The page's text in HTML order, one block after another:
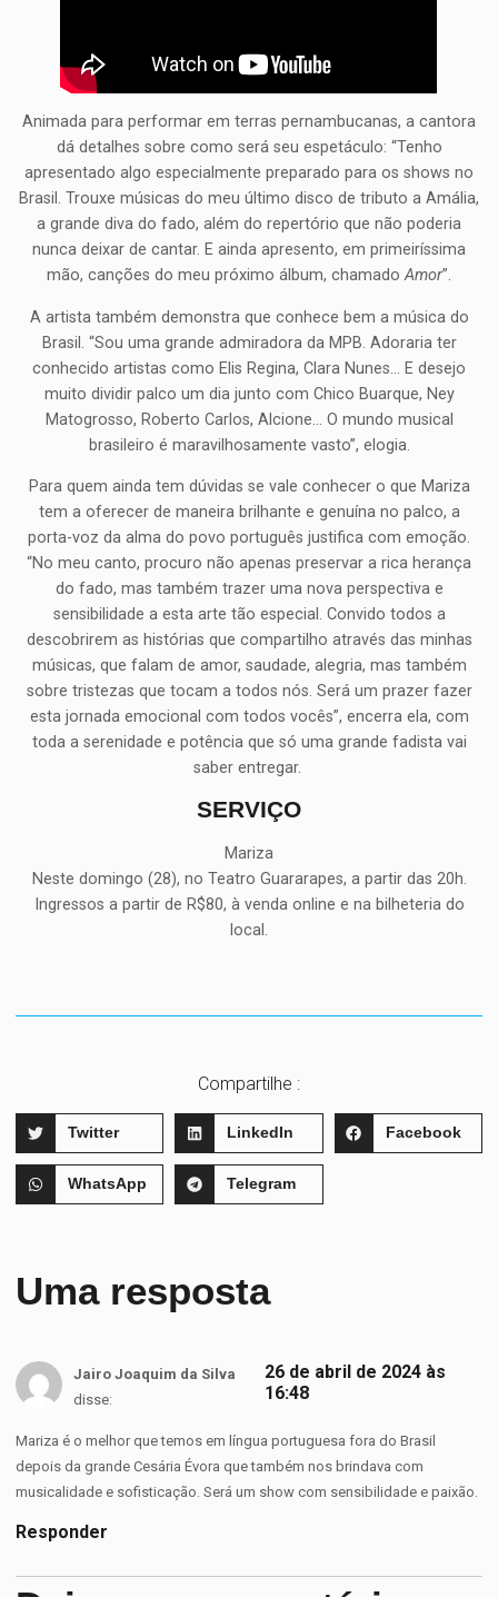
Animada para performar em terras pernambucanas, a cantora
dá detalhes sobre como será seu espetáculo: “Tenho
apresentado algo especialmente preparado para os shows no
Brasil. Trouxe músicas do meu último disco de tributo a Amália,
a grande diva do fado, além do repertório que não poderia
nunca deixar de cantar. E ainda apresento, em primeiríssima
mão, canções do meu próximo álbum, chamadoAmor”.
A artista também demonstra que conhece bem a música do
Brasil. “Sou uma grande admiradora da MPB. Adoraria ter
conhecido artistas como Elis Regina, Clara Nunes… E desejo
muito dividir palco um dia junto com Chico Buarque, Ney
Matogrosso, Roberto Carlos, Alcione… O mundo musical
brasileiro é maravilhosamente vasto”, elogia.
Para quem ainda tem dúvidas se vale conhecer o que Mariza
tem a oferecer de maneira brilhante e genuína no palco, a
porta-voz da alma do povo português justifica com emoção.
“No meu canto, procuro não apenas preservar a rica herança
do fado, mas também trazer uma nova perspectiva e
sensibilidade a esta arte tão especial. Convido todos a
descobrirem as histórias que compartilho através das minhas
músicas, que falam de amor, saudade, alegria, mas também
sobre tristezas que tocam a todos nós. Será um prazer fazer
esta jornada emocional com todos vocês”, encerra ela, com
toda a serenidade e potência que só uma grande fadista vai
saber entregar.
SERVIÇO
Mariza
Neste domingo (28), no Teatro Guararapes, a partir das 20h.
Ingressos a partir de R$80, à venda online e na bilheteria do
local.
Compartilhe :
Twitter LinkedIn Facebook
WhatsApp Telegram
Uma resposta
Jairo Joaquim da Silva
disse:
26 de abril de 2024 às
16:48
Mariza é o melhor que temos em língua portuguesa fora do Brasil
depois da grande Cesária Évora que também nos brindava com
musicalidade e sofisticação. Será um show com sensibilidade e paixão.
Responder